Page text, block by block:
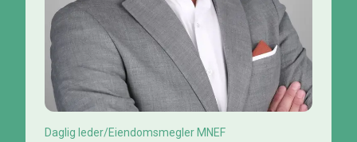
Daglig leder/Eiendomsmegler MNEF